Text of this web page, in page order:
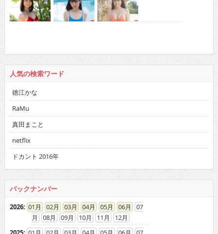
人気の検索ワード
徳江かな
RaMu
真田まこと
netflix
ドカント 2016年
バックナンバー
2026: 01 02 03 04 05 06
07
08
09 10 11
12